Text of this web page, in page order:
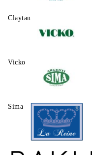
Claytаn
Vicko
Sima
La Reine